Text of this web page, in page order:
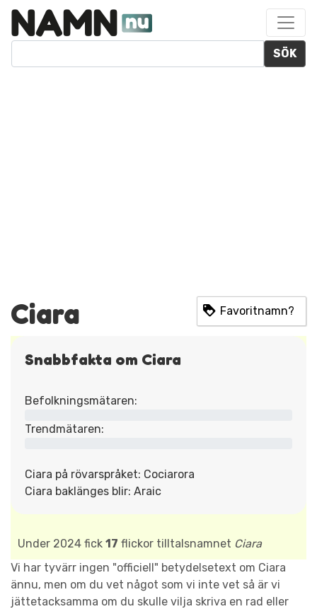
SÖK
Ciara Favoritnamn?
Snabbfakta om Ciara
Befolkningsmätaren:
Trendmätaren:
Ciara på rövarspråket: Cociarora
Ciara baklänges blir: Araic
Under 2024 fick 17 flickor tilltalsnamnet Ciara
Vi har tyvärr ingen "officiell" betydelsetext om Ciara
ännu, men om du vet något som vi inte vet så är vi
jättetacksamma om du skulle vilja skriva en rad eller